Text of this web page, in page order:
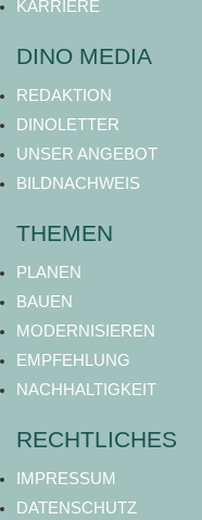
KARRIERE
DINO MEDIA
REDAKTION
DINOLETTER
UNSER ANGEBOT
BILDNACHWEIS
THEMEN
PLANEN
BAUEN
MODERNISIEREN
EMPFEHLUNG
NACHHALTIGKEIT
RECHTLICHES
IMPRESSUM
DATENSCHUTZ